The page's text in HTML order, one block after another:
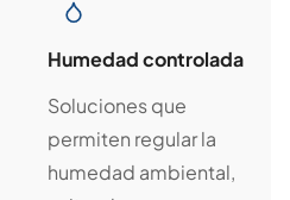
Humedad controlada
Soluciones que
permiten regular la
humedad ambiental,